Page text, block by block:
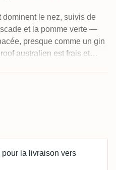
dominent le nez, suivis de
et la pomme verte —
presque comme un gin
australien est frais et
sont puissants, et certains
plutôt que facile.
la livraison vers